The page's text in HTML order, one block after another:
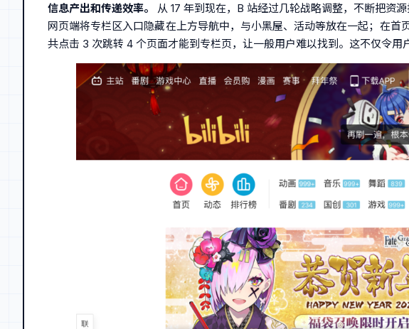
信息产出和传递效率。
从 17 年到现在，B 站经过几轮战略调整，不断把资
网页端将专栏区入口隐藏在上方导航中，与小黑屋、活动等放在一起；在
共点击 3 次跳转 4 个页面才能到专栏页，让一般用户难以找到。这不仅令用